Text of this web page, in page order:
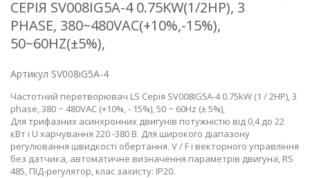
СЕРІЯ SV008IG5A-4 0.75KW(1/2HP), 3
PHASE, 380~480VAC(+10%,-15%),
50~60HZ(±5%),
Артикул SV008iG5A-4
Частотний перетворювач LS Серія SV008IG5A-4 0.75kW (1 / 2HP), 3
phase, 380 ~ 480VAC (+10%, - 15%), 50 ~ 60Hz (± 5%),
Для трифазних асинхронних двигунів потужністю від 0,4 до 22
кВт і U харчування 220 -380 В. Для широкого діапазону
регулювання швидкості обертання. V / F і векторного управління
без датчика, автоматичне визначення параметрів двигуна, RS
485, ПІД-регулятор, клас захисту: IP20.